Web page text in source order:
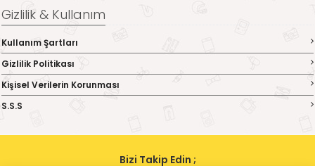
Gizlilik & Kullanım
Kullanım Şartları
Gizlilik Politikası
Kişisel Verilerin Korunması
S.S.S
Bizi Takip Edin ;